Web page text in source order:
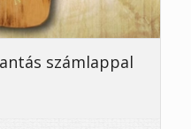
számlappal